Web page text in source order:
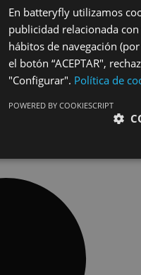
En batteryfly utilizamos
publicidad relacionada
hábitos de navegación
el botón “ACEPTAR",
"Configurar". Política de
POWERED BY COOKIESCRIPT